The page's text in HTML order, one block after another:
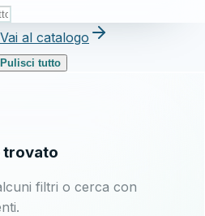
al catalogo
Pulisci tutto
trovato
filtri o cerca con